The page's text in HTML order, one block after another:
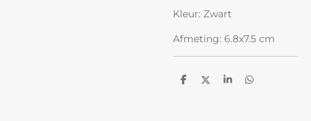
Kleur: Zwart
Afmeting: 6.8x7.5 cm
D
D
S
D